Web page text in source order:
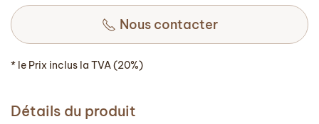
Nous contacter
* le Prix inclus la TVA (20%)
Détails du produit